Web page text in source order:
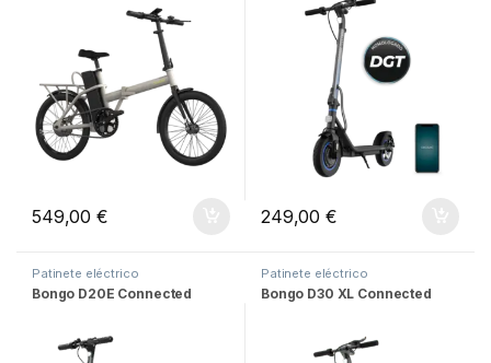
549,00€ 249,00€
Patinete eléctrico
Bongo D20E Connected
Patinete eléctrico
Bongo D30 XL Connected